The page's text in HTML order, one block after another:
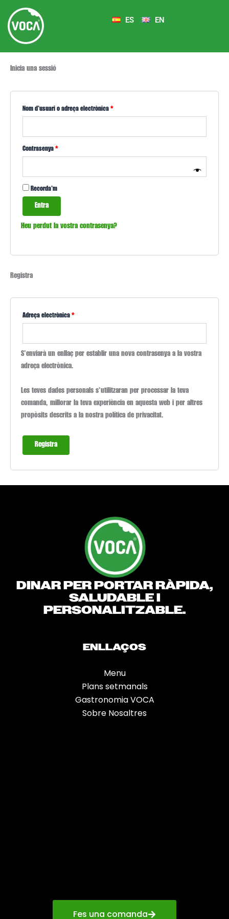
contingut
ES EN
Inicia una sessió
Nom d'usuari o adreça electrònica *
Contrasenya *
Recorda'm
Entra
Heu perdut la vostra contrasenya?
Registra
Adreça electrònica *
S'enviarà un enllaç per establir una nova contrasenya a la vostra
adreça electrònica.
Les teves dades personals s'utilitzaran per processar la teva
comanda, millorar la teva experiència en aquesta web i per altres
propòsits descrits a la nostra política de privacitat.
Registra
DINAR PER PORTAR RÀPIDA,
SALUDABLE I
PERSONALITZABLE.
ENLLAÇOS
Menu
Plans setmanals
Gastronomia VOCA
Sobre Nosaltres
Fes una comanda